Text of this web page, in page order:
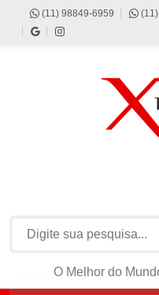
(11) 98849-6959
O Melhor do